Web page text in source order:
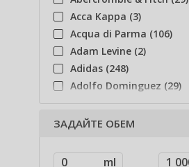
Acca Kappa (3)
Acqua di Parma (106)
Adam Levine (2)
Adidas (248)
Adolfo Dominguez (29)
Adyan (78)
Affinage (1)
Agent Provocateur (13)
ЗАДАЙТЕ ОБЕМ